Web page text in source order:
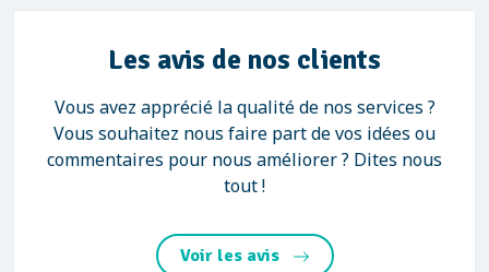
Les avis de nos clients
Vous avez apprécié la qualité de nos services ?
Vous souhaitez nous faire part de vos idées ou
commentaires pour nous améliorer ? Dites nous
tout !
Voir les avis